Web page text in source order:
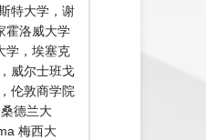
特大学，谢
霍洛威大学
学，埃塞克
威尔士班戈
伦敦商学院
德兰大
梅西大